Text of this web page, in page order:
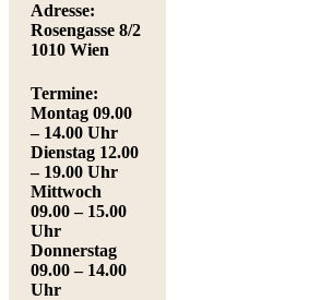
Adresse:
Rosengasse 8/2
1010 Wien
Termine:
Montag 09.00
– 14.00 Uhr
Dienstag 12.00
– 19.00 Uhr
Mittwoch
09.00 – 15.00
Uhr
Donnerstag
09.00 – 14.00
Uhr